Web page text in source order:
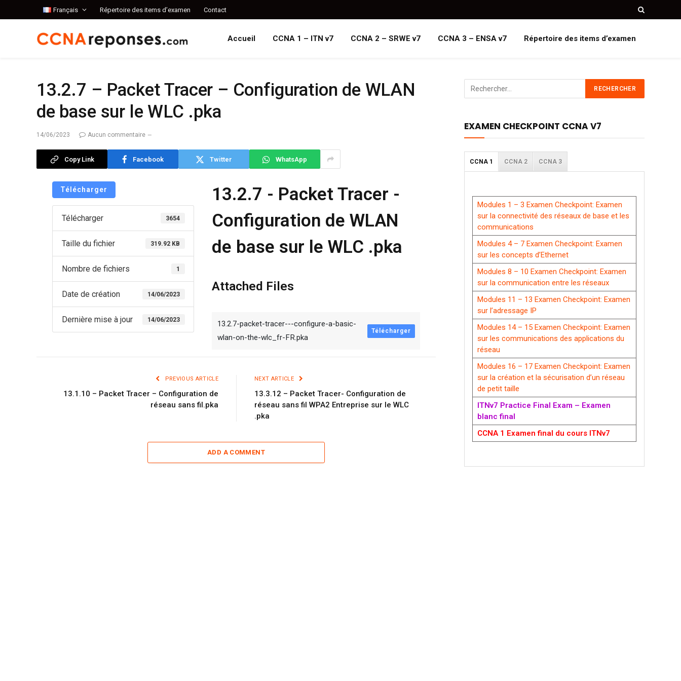
Français Répertoire des items d’examen Contact
Accueil CCNA 1 – ITN v7 CCNA 2 – SRWE v7 CCNA 3 – ENSA v7 Répertoire des items d’examen
13.2.7 – Packet Tracer – Configuration de WLAN
de base sur le WLC .pka
14/06/2023 Aucun commentaire
Copy Link Facebook Twitter WhatsApp
Télécharger
Télécharger 3654
Taille du fichier 319.92 KB
Nombre de fichiers 1
Date de création 14/06/2023
Dernière mise à jour 14/06/2023
13.2.7 - Packet Tracer -
Configuration de WLAN
de base sur le WLC .pka
Attached Files
13.2.7-packet-tracer---configure-a-basic-
wlan-on-the-wlc_fr-FR.pka
Télécharger
PREVIOUS ARTICLE
13.1.10 – Packet Tracer – Configuration de
réseau sans fil.pka
NEXT ARTICLE
13.3.12 – Packet Tracer- Configuration de
réseau sans fil WPA2 Entreprise sur le WLC
.pka
ADD A COMMENT
EXAMEN CHECKPOINT CCNA V7
CCNA 1 CCNA 2 CCNA 3
Modules 1 – 3 Examen Checkpoint: Examen
sur la connectivité des réseaux de base et les
communications
Modules 4 – 7 Examen Checkpoint: Examen
sur les concepts d’Ethernet
Modules 8 – 10 Examen Checkpoint: Examen
sur la communication entre les réseaux
Modules 11 – 13 Examen Checkpoint: Examen
sur l’adressage IP
Modules 14 – 15 Examen Checkpoint: Examen
sur les communications des applications du
réseau
Modules 16 – 17 Examen Checkpoint: Examen
sur la création et la sécurisation d’un réseau
de petit taille
ITNv7 Practice Final Exam – Examen
blanc final
CCNA 1 Examen final du cours ITNv7